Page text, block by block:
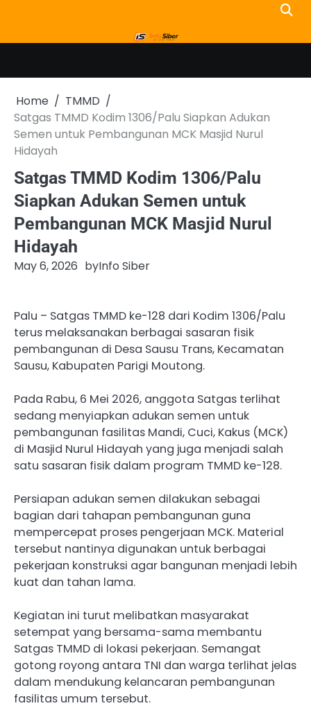
content
Home
TMMD
Satgas TMMD Kodim 1306/Palu Siapkan Adukan
Semen untuk Pembangunan MCK Masjid Nurul
Hidayah
Satgas TMMD Kodim 1306/Palu
Siapkan Adukan Semen untuk
Pembangunan MCK Masjid Nurul
Hidayah
May 6, 2026 byInfo Siber
Palu – Satgas TMMD ke-128 dari Kodim 1306/Palu
terus melaksanakan berbagai sasaran fisik
pembangunan di Desa Sausu Trans, Kecamatan
Sausu, Kabupaten Parigi Moutong.
Pada Rabu, 6 Mei 2026, anggota Satgas terlihat
sedang menyiapkan adukan semen untuk
pembangunan fasilitas Mandi, Cuci, Kakus (MCK)
di Masjid Nurul Hidayah yang juga menjadi salah
satu sasaran fisik dalam program TMMD ke-128.
Persiapan adukan semen dilakukan sebagai
bagian dari tahapan pembangunan guna
mempercepat proses pengerjaan MCK. Material
tersebut nantinya digunakan untuk berbagai
pekerjaan konstruksi agar bangunan menjadi lebih
kuat dan tahan lama.
Kegiatan ini turut melibatkan masyarakat
setempat yang bersama-sama membantu
Satgas TMMD di lokasi pekerjaan. Semangat
gotong royong antara TNI dan warga terlihat jelas
dalam mendukung kelancaran pembangunan
fasilitas umum tersebut.